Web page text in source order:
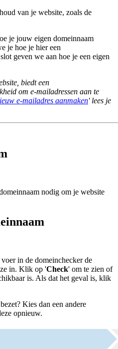
van je website, zoals de
je jouw eigen domeinnaam
je hoe je hier een
geven we aan hoe je een eigen
biedt een
om e-mailadressen aan te
e-mailadres aanmaken' lees je
nodig om je website
voer in de domeinchecker de
in. Klik op 'Check' om te zien of
is. Als dat het geval is, klik
Kies dan een andere
opnieuw.